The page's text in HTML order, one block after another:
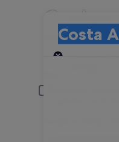
Costa
Recogida
Conductor
Es posible que los